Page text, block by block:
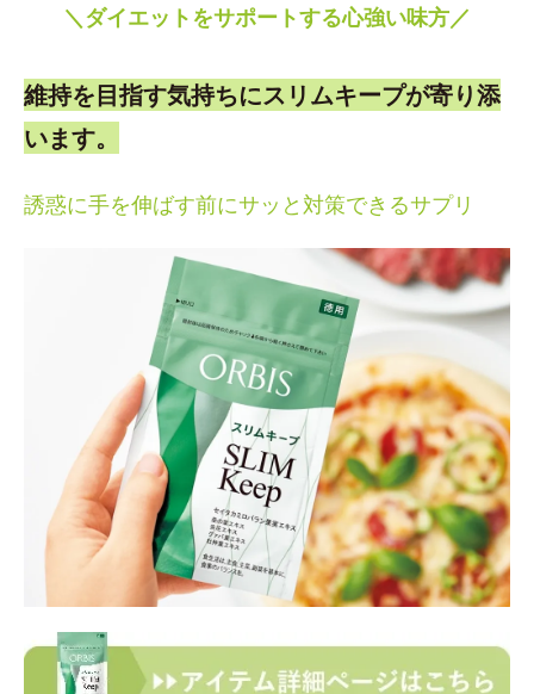
＼ダイエットをサポートする心強い味方／
維持を目指す気持ちにスリムキープが寄り添
います。
誘惑に手を伸ばす前にサッと対策できるサプリ